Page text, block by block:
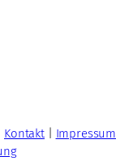
Kontakt| Impressum